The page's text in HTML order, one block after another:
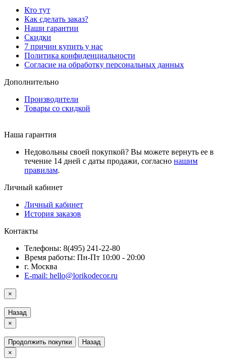
Кто тут
Как сделать заказ?
Наши гарантии
Скидки
7 причин купить у нас
Политика конфиденциальности
Согласие на обработку персональных данных
Дополнительно
Производители
Товары со скидкой
Наша гарантия
Недовольны своей покупкой? Вы можете вернуть ее в
течение 14 дней с даты продажи, согласно нашим
правилам.
Личный кабинет
Личный кабинет
История заказов
Контакты
Телефоны: 8(495) 241-22-80
Время работы: Пн-Пт 10:00 - 20:00
г. Москва
E-mail: hello@lorikodecor.ru
×
Назад
×
Продолжить покупки
Назад
×